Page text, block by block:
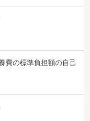
費の標準負担額の自己